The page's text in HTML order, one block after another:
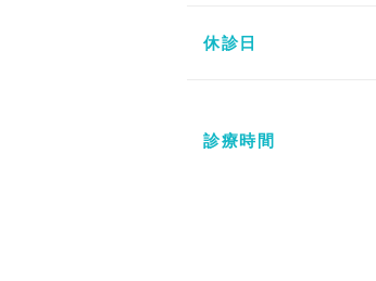
休診日
診療時間